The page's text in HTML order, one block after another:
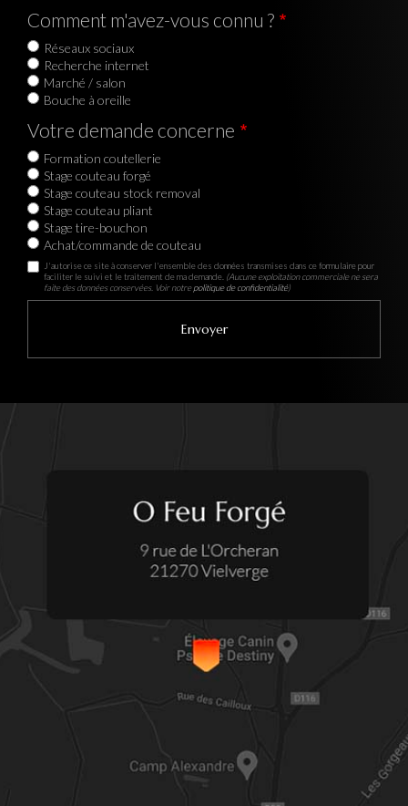
Comment m'avez-vous connu ?
Réseaux sociaux
Recherche internet
Marché / salon
Bouche à oreille
Votre demande concerne
Formation coutellerie
Stage couteau forgé
Stage couteau stock removal
Stage couteau pliant
Stage tire-bouchon
Achat/commande de couteau
J'autorise ce site à conserver l'ensemble des données transmises dans ce formulaire pour
faciliter le suivi et le traitement de ma demande. (Aucune exploitation commerciale ne sera
faite des données conservées. Voir notrepolitique de confidentialité)